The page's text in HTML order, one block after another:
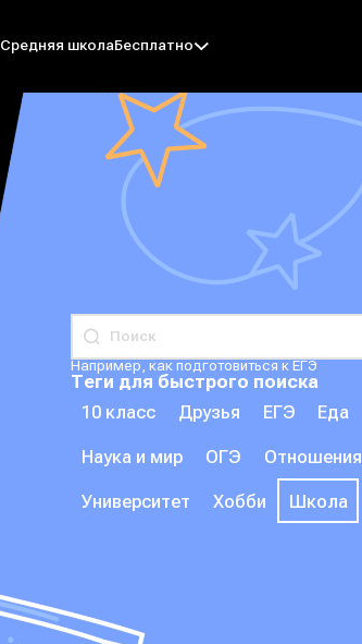
Средняя школаБесплатно
Например, как подготовиться к ЕГЭ
Теги для быстрого поиска
10 класс
Друзья ЕГЭ Еда
Наука и мир ОГЭ Отношения
Университет Хобби Школа